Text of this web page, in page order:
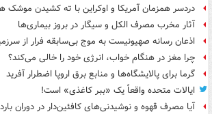
دردسر همزمان آمریکا و اوکراین با ته کشیدن موشک
آثار مخرب مصرف الکل و سیگار در بروز بیماری‌ها
اذعان رسانه صهیونیست به موج بی‌سابقه فرار از
چرا مغز در هنگام خواب، انرژی خود را خالی می‌کند؟
گرما برای پالایشگاه‌ها و منابع برق اروپا اضطرار آفرید
ایالات متحده واقعاً یک «ببر کاغذی» است!
آیا مصرف قهوه و نوشیدنی‌های کافئین‌دار در دوران